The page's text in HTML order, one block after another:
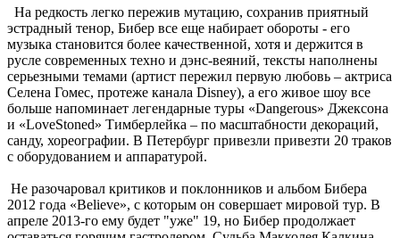
На редкость легко пережив мутацию, сохранив приятный
эстрадный тенор, Бибер все еще набирает обороты - его
музыка становится более качественной, хотя и держится в
русле современных техно и дэнс-веяний, тексты наполнены
серьезными темами (артист пережил первую любовь – актриса
Селена Гомес, протеже канала Disney), а его живое шоу все
больше напоминает легендарные туры «Dangerous» Джексона
и «LoveStoned» Тимберлейка – по масштабности декораций,
санду, хореографии. В Петербург привезли привезти 20 траков
с оборудованием и аппаратурой.
Не разочаровал критиков и поклонников и альбом Бибера
2012 года «Believe», с которым он совершает мировой тур. В
апреле 2013-го ему будет "уже" 19, но Бибер продолжает